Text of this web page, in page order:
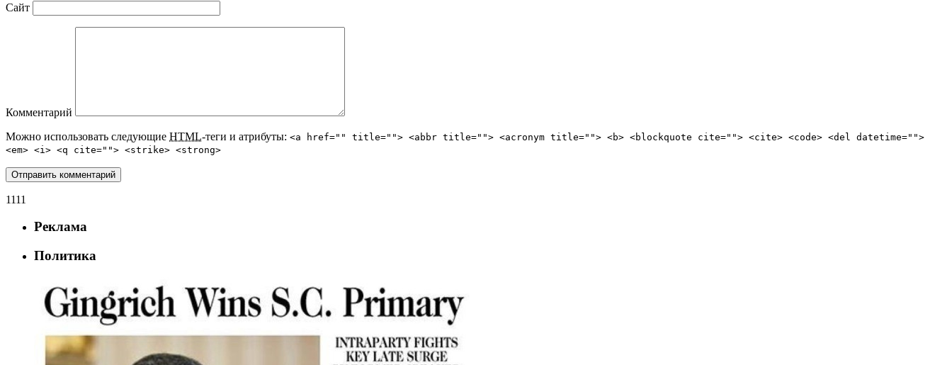
Сайт
Комментарий
Можно использовать следующие HTML-теги и атрибуты: <a href="" title=""> <abbr title=""> <acronym title=""> <b> <blockquote cite=""> <cite> <code> <del datetime="">
<em> <i> <q cite=""> <strike> <strong>
1111
Реклама
Политика